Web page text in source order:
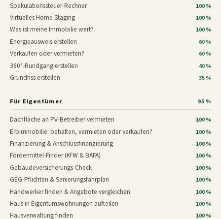
Spekulationssteuer-Rechner 100 %
Virtuelles Home Staging 100 %
Was ist meine Immobilie wert? 100 %
Energieausweis erstellen 60 %
Verkaufen oder vermieten? 60 %
360°-Rundgang erstellen 40 %
Grundriss erstellen 35 %
Für Eigentümer 95 %
Dachfläche an PV-Betreiber vermieten 100 %
Erbimmobilie: behalten, vermieten oder verkaufen? 100 %
Finanzierung & Anschlussfinanzierung 100 %
Fördermittel-Finder (KfW & BAFA) 100 %
Gebäudeversicherungs-Check 100 %
GEG-Pflichten & Sanierungsfahrplan 100 %
Handwerker finden & Angebote vergleichen 100 %
Haus in Eigentumswohnungen aufteilen 100 %
Hausverwaltung finden 100 %